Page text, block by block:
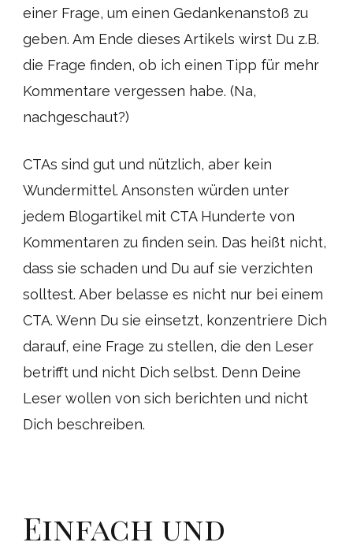
einer Frage, um einen Gedankenanstoß zu
geben. Am Ende dieses Artikels wirst Du z.B.
die Frage finden, ob ich einen Tipp für mehr
Kommentare vergessen habe. (Na,
nachgeschaut?)
CTAs sind gut und nützlich, aber kein
Wundermittel. Ansonsten würden unter
jedem Blogartikel mit CTA Hunderte von
Kommentaren zu finden sein. Das heißt nicht,
dass sie schaden und Du auf sie verzichten
solltest. Aber belasse es nicht nur bei einem
CTA. Wenn Du sie einsetzt, konzentriere Dich
darauf, eine Frage zu stellen, die den Leser
betrifft und nicht Dich selbst. Denn Deine
Leser wollen von sich berichten und nicht
Dich beschreiben.
Einfach und